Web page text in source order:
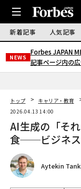
新着記事 人気記事
NEWS
Forbes JAPAN
記事ページ内の
トップ キャリア・教育
2026.04.13 14:00
AI生成の「そ
食──ビジネス
Aytekin